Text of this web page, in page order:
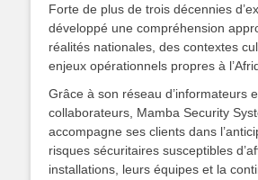
Forte de plus de trois décennies
développé une compréhension
réalités nationales, des contextes
enjeux opérationnels propres à
Grâce à son réseau d’informateurs
collaborateurs, Mamba Security
accompagne ses clients dans
risques sécuritaires susceptibles
installations, leurs équipes et la